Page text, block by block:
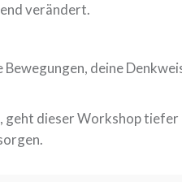
verändert.
deine
dieser Workshop tiefer